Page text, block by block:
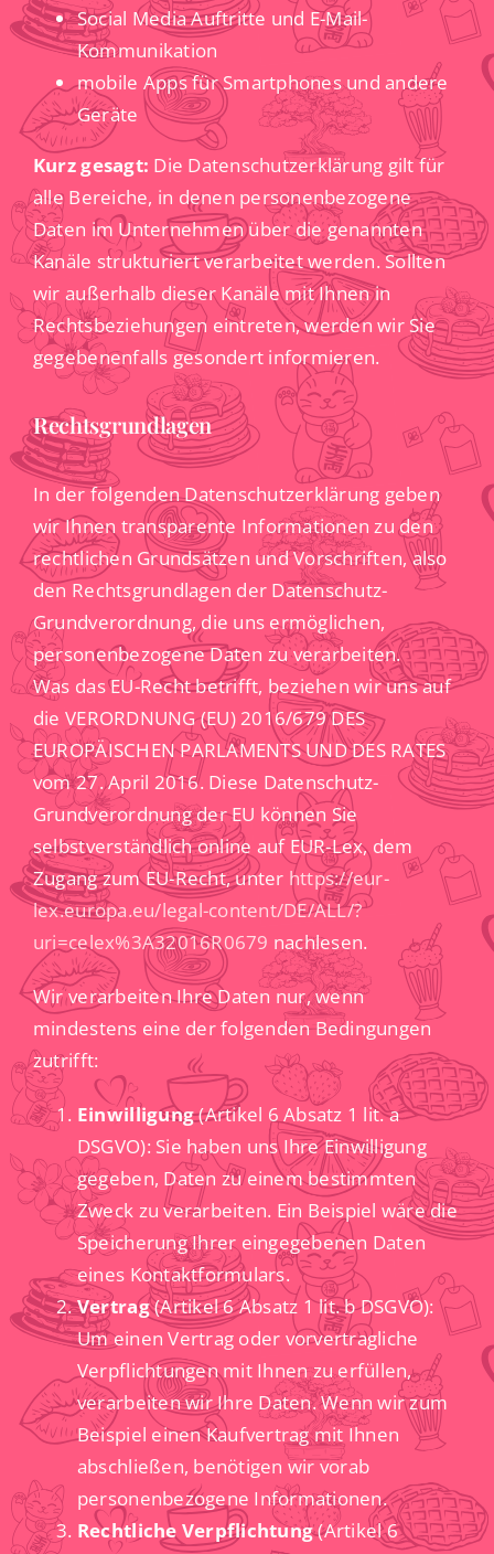
Social Media Auftritte und E-Mail-
Kommunikation
mobile Apps für Smartphones und andere
Geräte
Kurz gesagt: Die Datenschutzerklärung gilt für
alle Bereiche, in denen personenbezogene
Daten im Unternehmen über die genannten
Kanäle strukturiert verarbeitet werden. Sollten
wir außerhalb dieser Kanäle mit Ihnen in
Rechtsbeziehungen eintreten, werden wir Sie
gegebenenfalls gesondert informieren.
Rechtsgrundlagen
In der folgenden Datenschutzerklärung geben
wir Ihnen transparente Informationen zu den
rechtlichen Grundsätzen und Vorschriften, also
den Rechtsgrundlagen der Datenschutz-
Grundverordnung, die uns ermöglichen,
personenbezogene Daten zu verarbeiten.
Was das EU-Recht betrifft, beziehen wir uns auf
die VERORDNUNG (EU) 2016/679 DES
EUROPÄISCHEN PARLAMENTS UND DES RATES
vom 27. April 2016. Diese Datenschutz-
Grundverordnung der EU können Sie
selbstverständlich online auf EUR-Lex, dem
Zugang zum EU-Recht, unter https://eur-
lex.europa.eu/legal-content/DE/ALL/?
uri=celex%3A32016R0679 nachlesen.
Wir verarbeiten Ihre Daten nur, wenn
mindestens eine der folgenden Bedingungen
zutrifft:
Einwilligung(Artikel 6 Absatz 1 lit. a
DSGVO): Sie haben uns Ihre Einwilligung
gegeben, Daten zu einem bestimmten
Zweck zu verarbeiten. Ein Beispiel wäre die
Speicherung Ihrer eingegebenen Daten
eines Kontaktformulars.
Vertrag(Artikel 6 Absatz 1 lit. b DSGVO):
Um einen Vertrag oder vorvertragliche
Verpflichtungen mit Ihnen zu erfüllen,
verarbeiten wir Ihre Daten. Wenn wir zum
Beispiel einen Kaufvertrag mit Ihnen
abschließen, benötigen wir vorab
personenbezogene Informationen.
Rechtliche Verpflichtung(Artikel 6